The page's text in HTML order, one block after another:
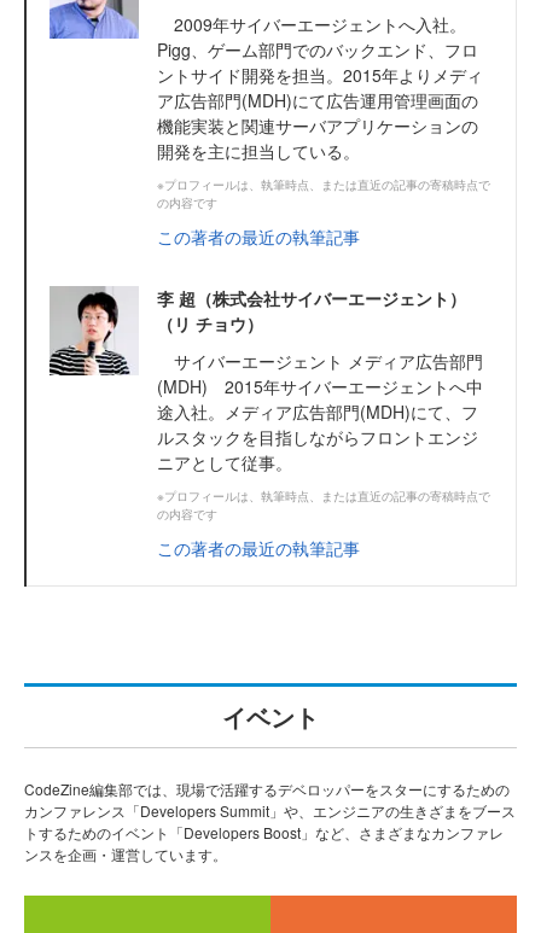
2009年サイバーエージェントへ入社。
Pigg、ゲーム部門でのバックエンド、フロ
ントサイド開発を担当。2015年よりメディ
ア広告部門(MDH)にて広告運用管理画面の
機能実装と関連サーバアプリケーションの
開発を主に担当している。
※プロフィールは、執筆時点、または直近の記事の寄稿時点で
の内容です
この著者の最近の執筆記事
李 超（株式会社サイバーエージェント）
（リ チョウ）
サイバーエージェント メディア広告部門
(MDH) 2015年サイバーエージェントへ中
途入社。メディア広告部門(MDH)にて、フ
ルスタックを目指しながらフロントエンジ
ニアとして従事。
※プロフィールは、執筆時点、または直近の記事の寄稿時点で
の内容です
この著者の最近の執筆記事
イベント
CodeZine編集部では、現場で活躍するデベロッパーをスターにするための
カンファレンス「Developers Summit」や、エンジニアの生きざまをブース
トするためのイベント「Developers Boost」など、さまざまなカンファレ
ンスを企画・運営しています。